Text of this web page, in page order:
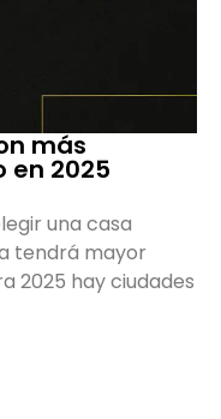
más
en 2025
una casa
tendrá mayor
2025 hay ciudades